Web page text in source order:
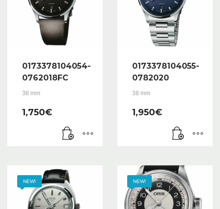
0173378104054-
0762018FC
38 mm
1,750€
0173378104055-
0782020
38 mm
1,950€
NEW! NEW!